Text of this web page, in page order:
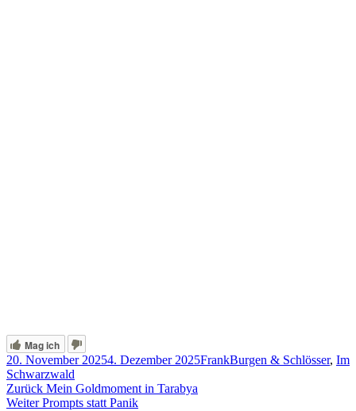
Mag ich
Veröffentlicht
am
20. November 20254. Dezember 2025Autor
FrankKategorien
Burgen & Schlösser, Im
Schwarzwald
Beitragsnavigation
Zurück Vorheriger
Beitrag:
Mein Goldmoment in Tarabya
Weiter Nächster
Prompts statt Panik